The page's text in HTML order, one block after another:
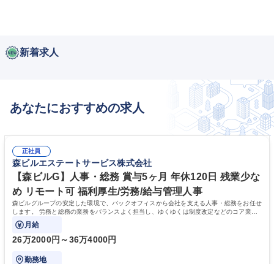
新着求人
あなたにおすすめの求人
正社員
森ビルエステートサービス株式会社
【森ビルG】人事・総務 賞与5ヶ月 年休120日 残業少な
め リモート可 福利厚生/労務/給与管理人事
森ビルグループの安定した環境で、バックオフィスから会社を支える人事・総務をお任せ
します。 労務と総務の業務をバランスよく担当し、ゆくゆくは制度改定などのコア業務
にも挑戦できる、やりがいある環境です。
月給
26万2000円～36万4000円
勤務地